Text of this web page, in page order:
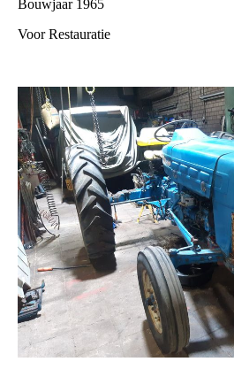
Bouwjaar 1965
Voor Restauratie